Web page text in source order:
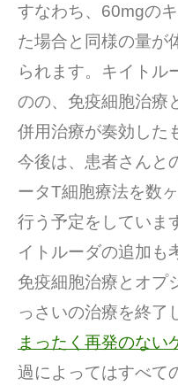
すなわち、60mgの
た場合と同様の量が
られます。キイトル
のの、免疫細胞治療
併用治療が奏効した
今後は、患者さんと
ータT細胞療法を数
行う予定をしていま
イトルーダの追加も
免疫細胞治療とオプ
っさいの治療を終了
まったく再発のない
過によってはすべて